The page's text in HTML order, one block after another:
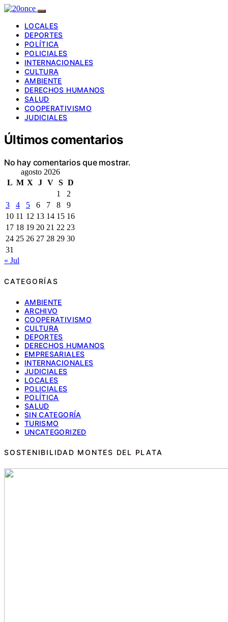
LOCALES
DEPORTES
POLÍTICA
POLICIALES
INTERNACIONALES
CULTURA
AMBIENTE
DERECHOS HUMANOS
SALUD
COOPERATIVISMO
JUDICIALES
Últimos comentarios
No hay comentarios que mostrar.
agosto 2026
L M X J V S D
1
2
3
4 5 6 7 8
9
10 11 12 13 14 15 16
17 18 19 20 21 22 23
24 25 26 27 28 29 30
31
« Jul
CATEGORÍAS
AMBIENTE
ARCHIVO
COOPERATIVISMO
CULTURA
DEPORTES
DERECHOS HUMANOS
EMPRESARIALES
INTERNACIONALES
JUDICIALES
LOCALES
POLICIALES
POLÍTICA
SALUD
SIN CATEGORÍA
TURISMO
UNCATEGORIZED
SOSTENIBILIDAD MONTES DEL PLATA